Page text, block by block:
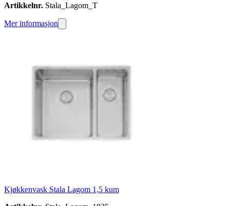
Artikkelnr. Stala_Lagom_T
Mer informasjon
Kjøkkenvask Stala Lagom 1,5 kum